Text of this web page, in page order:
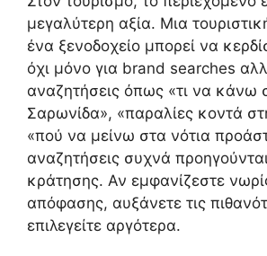
μεγαλύτερη αξία. Μια
ένα ξενοδοχείο μπορεί να
όχι μόνο για brand searches
αναζητήσεις όπως «τι να κάνω
Σαρωνίδα», «παραλίες κοντά
«πού να μείνω στα νότια
αναζητήσεις συχνά
κράτησης. Αν εμφανίζεστε
απόφασης, αυξάνετε τις
επιλεγείτε αργότερα.